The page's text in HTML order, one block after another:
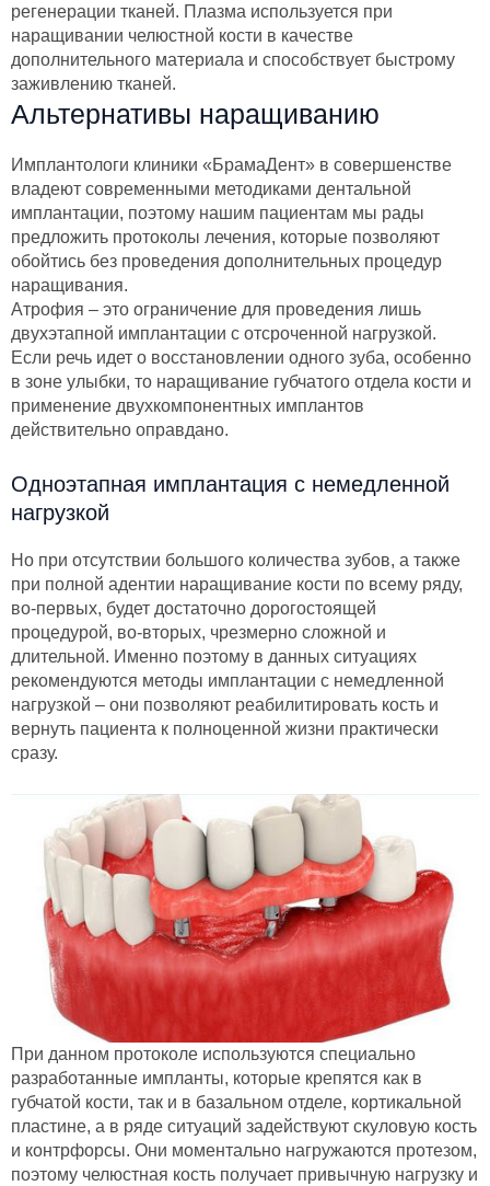
регенерации тканей. Плазма используется при
наращивании челюстной кости в качестве
дополнительного материала и способствует быстрому
заживлению тканей.
Альтернативы наращиванию
Имплантологи клиники «БрамаДент» в совершенстве
владеют современными методиками дентальной
имплантации, поэтому нашим пациентам мы рады
предложить протоколы лечения, которые позволяют
обойтись без проведения дополнительных процедур
наращивания.
Атрофия – это ограничение для проведения лишь
двухэтапной имплантации с отсроченной нагрузкой.
Если речь идет о восстановлении одного зуба, особенно
в зоне улыбки, то наращивание губчатого отдела кости и
применение двухкомпонентных имплантов
действительно оправдано.
Одноэтапная имплантация с немедленной
нагрузкой
Но при отсутствии большого количества зубов, а также
при полной адентии наращивание кости по всему ряду,
во-первых, будет достаточно дорогостоящей
процедурой, во-вторых, чрезмерно сложной и
длительной. Именно поэтому в данных ситуациях
рекомендуются методы имплантации с немедленной
нагрузкой – они позволяют реабилитировать кость и
вернуть пациента к полноценной жизни практически
сразу.
При данном протоколе используются специально
разработанные импланты, которые крепятся как в
губчатой кости, так и в базальном отделе, кортикальной
пластине, а в ряде ситуаций задействуют скуловую кость
и контрфорсы. Они моментально нагружаются протезом,
поэтому челюстная кость получает привычную нагрузку и